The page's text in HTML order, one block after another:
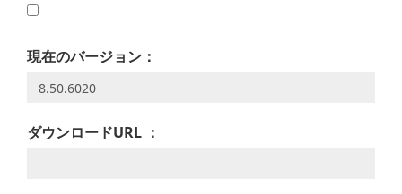
現在のバージョン：
ダウンロードURL ：